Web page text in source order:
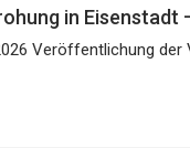
in Eisenstadt
Veröffentlichung